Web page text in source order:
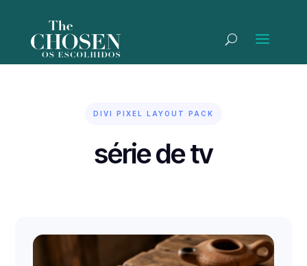
DIVI PIXEL LAYOUT PACK
série de tv